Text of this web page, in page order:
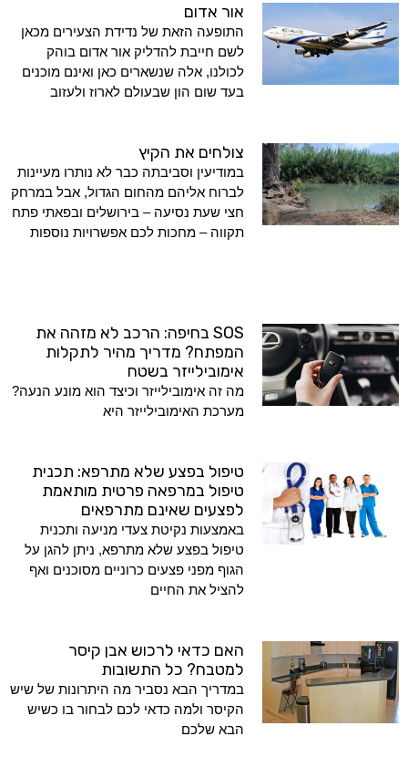
אור אדום
התופעה הזאת של נדידת הצעירים מכאן
לשם חייבת להדליק אור אדום בוהק
לכולנו, אלה שנשארים כאן ואינם מוכנים
בעד שום הון שבעולם לארוז ולעזוב
צולחים את הקיץ
במודיעין וסביבתה כבר לא נותרו מעיינות
לברוח אליהם מהחום הגדול, אבל במרחק
חצי שעת נסיעה – בירושלים ובפאתי פתח
תקווה – מחכות לכם אפשרויות נוספות
SOS בחיפה: הרכב לא מזהה את
המפתח? מדריך מהיר לתקלות
אימובילייזר בשטח
מה זה אימובילייזר וכיצד הוא מונע הנעה?
מערכת האימובילייזר היא
טיפול בפצע שלא מתרפא: תכנית
טיפול במרפאה פרטית מותאמת
לפצעים שאינם מתרפאים
באמצעות נקיטת צעדי מניעה ותכנית
טיפול בפצע שלא מתרפא, ניתן להגן על
הגוף מפני פצעים כרוניים מסוכנים ואף
להציל את החיים
האם כדאי לרכוש אבן קיסר
למטבח? כל התשובות
במדריך הבא נסביר מה היתרונות של שיש
הקיסר ולמה כדאי לכם לבחור בו כשיש
הבא שלכם